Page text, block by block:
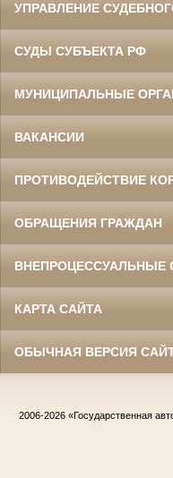
УПРАВЛЕНИЕ
СУДЫ СУБЪЕКТА РФ
МУНИЦИПАЛЬНЫЕ
ВАКАНСИИ
ПРОТИВОДЕЙСТВИЕ
ОБРАЩЕНИЯ ГРАЖДАН
ВНЕПРОЦЕССУАЛЬНЫЕ
КАРТА САЙТА
ОБЫЧНАЯ ВЕРСИЯ
2006-2026 «Государственная